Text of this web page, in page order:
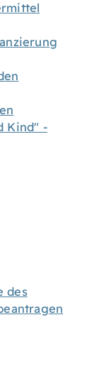
Kind" -
des